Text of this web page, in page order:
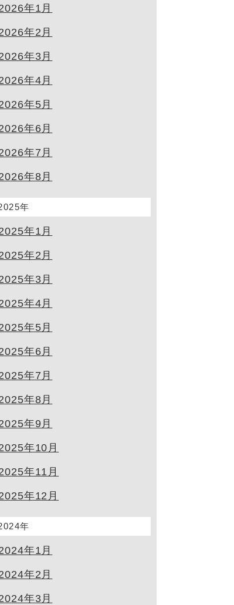
年1月
年2月
年3月
年4月
年5月
年6月
年7月
年8月
年
年1月
年2月
年3月
年4月
年5月
年6月
年7月
年8月
年9月
年10月
年11月
年12月
年
年1月
年2月
年3月